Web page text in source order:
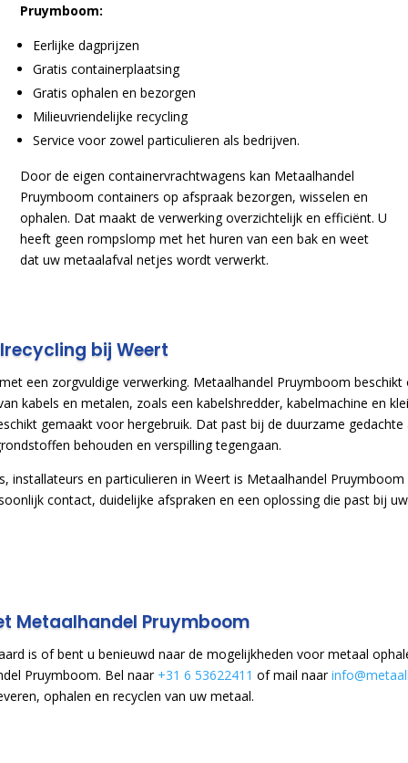
Pruymboom:
Eerlijke dagprijzen
Gratis containerplaatsing
Gratis ophalen en bezorgen
Milieuvriendelijke recycling
Service voor zowel particulieren als bedrijven.
Door de eigen containervrachtwagens kan Metaalhandel
Pruymboom containers op afspraak bezorgen, wisselen en
ophalen. Dat maakt de verwerking overzichtelijk en efficiënt. U
heeft geen rompslomp met het huren van een bak en weet
dat uw metaalafval netjes wordt verwerkt.
bij Weert
een zorgvuldige verwerking. Metaalhandel Pruymboom
kabels en metalen, zoals een kabelshredder, kabelmachine en
gemaakt voor hergebruik. Dat past bij de duurzame gedachte
behouden en verspilling tegengaan.
installateurs en particulieren in Weert is Metaalhandel
contact, duidelijke afspraken en een oplossing die past bij
Metaalhandel Pruymboom
is of bent u benieuwd naar de mogelijkheden voor metaal
Pruymboom. Bel naar +31 6 53622411 of mail naar
ophalen en recyclen van uw metaal.